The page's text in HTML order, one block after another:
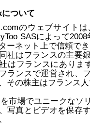
ついて
のウェブサイト
SASによって
ーネット上で信頼で
社はフランスの主要
はフランスにありま
ランスで運営され、
その株主はフランス人
市場でユニークなソ
写真とビデオを保存